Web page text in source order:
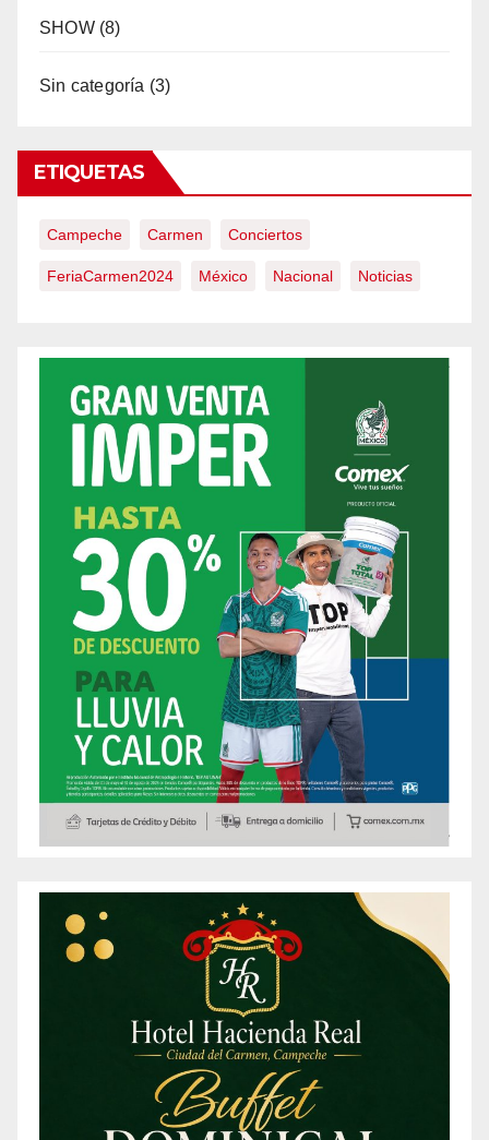
SHOW(8)
Sin categoría (3)
ETIQUETAS
Campeche Carmen Conciertos
FeriaCarmen2024 México Nacional Noticias